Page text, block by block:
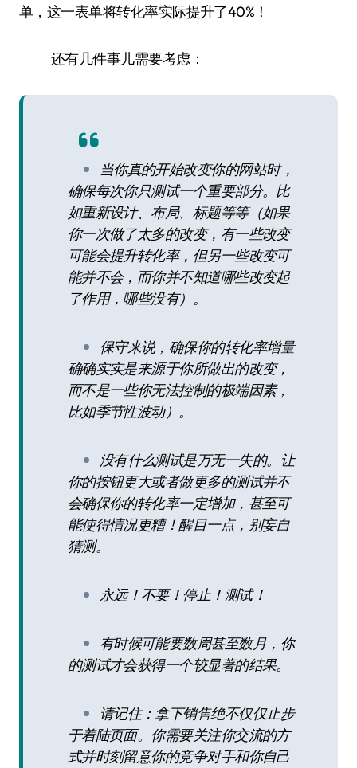
单，这一表单将转化率实际提升了40%！
还有几件事儿需要考虑：
当你真的开始改变你的网站时，
确保每次你只测试一个重要部分。比
如重新设计、布局、标题等等（如果
你一次做了太多的改变，有一些改变
可能会提升转化率，但另一些改变可
能并不会，而你并不知道哪些改变起
了作用，哪些没有）。
保守来说，确保你的转化率增量
确确实实是来源于你所做出的改变，
而不是一些你无法控制的极端因素，
比如季节性波动）。
没有什么测试是万无一失的。让
你的按钮更大或者做更多的测试并不
会确保你的转化率一定增加，甚至可
能使得情况更糟！醒目一点，别妄自
猜测。
永远！不要！停止！测试！
有时候可能要数周甚至数月，你
的测试才会获得一个较显著的结果。
请记住：拿下销售绝不仅仅止步
于着陆页面。你需要关注你交流的方
式并时刻留意你的竞争对手和你自己